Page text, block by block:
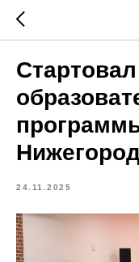
24.11.2025